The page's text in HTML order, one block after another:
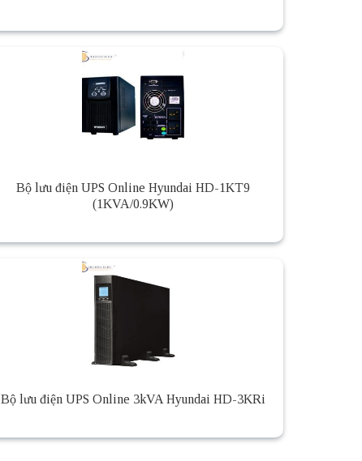
Bộ lưu điện UPS Online Hyundai HD-1KT9
(1KVA/0.9KW)
Bộ lưu điện UPS Online 3kVA Hyundai HD-3KRi